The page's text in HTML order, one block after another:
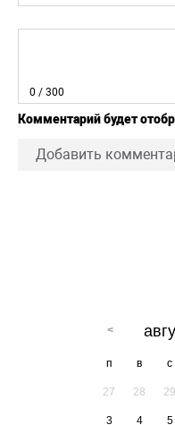
0 / 300
Комментарий будет
Добавить
п в с
27 28 29
3 4 5